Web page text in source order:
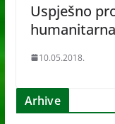
Uspješno
10.05.2018.
Arhive